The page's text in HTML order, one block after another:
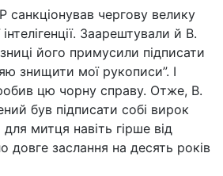
чергову велику
Заарештували й В.
його примусили підписати
знищити мої рукописи”. І
цю чорну справу. Отже, В.
був підписати собі вирок
митця навіть гірше від
довге заслання на десять років